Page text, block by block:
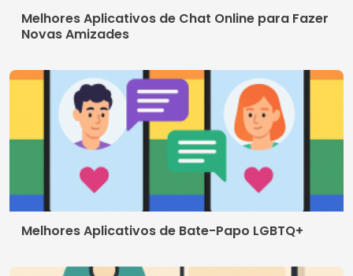
Quem somos
Política de Privacidade
© 2026 AppDigi